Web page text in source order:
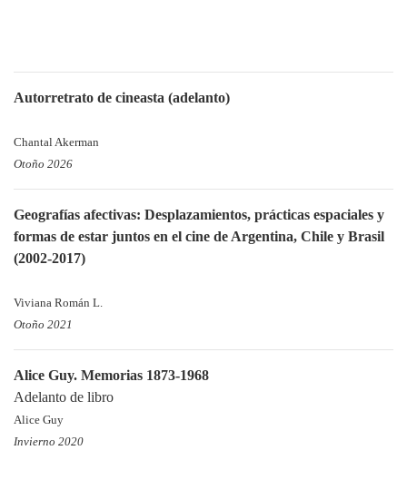
Autorretrato de cineasta (adelanto)
Chantal Akerman
Otoño 2026
Geografías afectivas: Desplazamientos, prácticas espaciales y
formas de estar juntos en el cine de Argentina, Chile y Brasil
(2002-2017)
Viviana Román L.
Otoño 2021
Alice Guy. Memorias 1873-1968
Adelanto de libro
Alice Guy
Invierno 2020